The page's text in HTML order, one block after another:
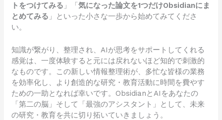
トをつけてみる 」「気になった論文を1つだけObsidianにま
とめてみる 」といった小さな一歩から始めてみてくださ
い。
知識が繋がり、整理され、AIが思考をサポートしてくれる
感覚は、一度体験すると元には戻れないほど知的で刺激的
なものです。この新しい情報整理術が、多忙な皆様の業務
を効率化し、より創造的な研究・教育活動に時間を費やす
ための一助となれば幸いです。ObsidianとAIをあなたの
「第二の脳」そして「最強のアシスタント」として、未来
の研究・教育を共に切り拓いていきましょう。